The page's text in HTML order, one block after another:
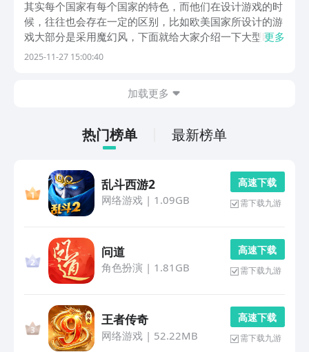
汉化游戏合辑
其实每个国家有每个国家的特色，而他们在设计游戏的时
候，往往也会存在一定的区别，比如欧美国家所设计的游
戏大部分是采用魔幻风，下面就给大家介绍一下大型欧美
rpg汉化游戏推荐方面的内容，其实这些游戏主要是欧美
更多
2025-11-27 15:00:40
加载更多
热门榜单 最新榜单
乱斗西游2
网络游戏| 1.09GB
高 速 下 载
需下载九游
问道
角色扮演 | 1.81GB
高 速 下 载
需下载九游
王者传奇
网络游戏| 52.22MB
高 速 下 载
需下载九游